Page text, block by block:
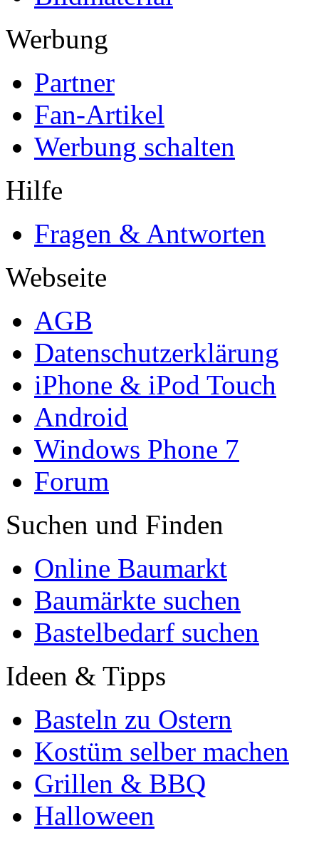
Werbung
Partner
Fan-Artikel
Werbung schalten
Hilfe
Fragen & Antworten
Webseite
AGB
Datenschutzerklärung
iPhone & iPod Touch
Android
Windows Phone 7
Forum
Suchen und Finden
Online Baumarkt
Baumärkte suchen
Bastelbedarf suchen
Ideen & Tipps
Basteln zu Ostern
Kostüm selber machen
Grillen & BBQ
Halloween